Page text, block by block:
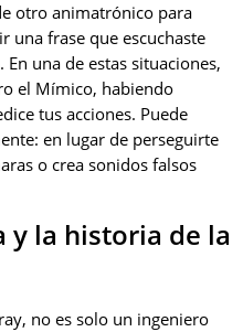
otro animatrónico para
una frase que escuchaste
una de estas situaciones,
el Mímico, habiendo
tus acciones. Puede
en lugar de perseguirte
o crea sonidos falsos
la historia de la
no es solo un ingeniero